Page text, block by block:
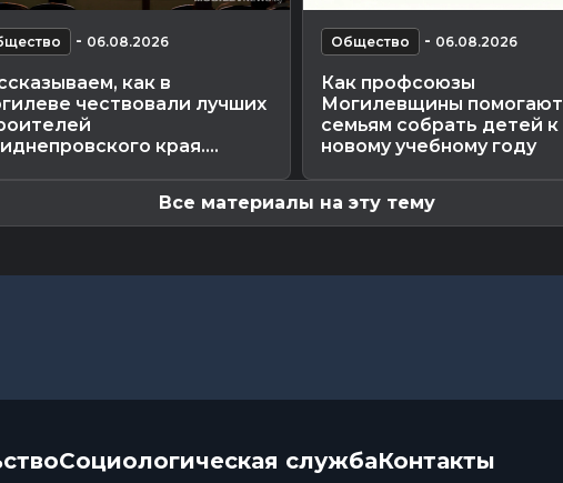
- 06.08.2026
как в
чествовали лучших
края....
Общество - 06.08.2026
Как профсоюзы
Могилевщины помогают
семьям собрать детей к
новому учебному году
Все материалы на эту тему
Социологическая службаКонтакты